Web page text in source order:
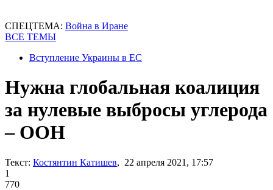
СПЕЦТЕМА: Война в Иране
ВСЕ ТЕМЫ
Вступление Украины в ЕС
Нужна глобальная коалиция
за нулевые выбросы углерода
– ООН
Текст: Костянтин Катишев, 22 апреля 2021, 17:57
1
770